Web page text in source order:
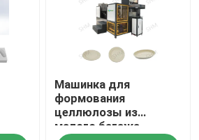
Машинка для
формования
целлюлозы из
малого багажа